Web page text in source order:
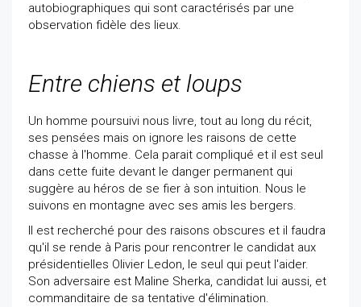
autobiographiques qui sont caractérisés par une
observation fidèle des lieux.
Entre chiens et loups
Un homme poursuivi nous livre, tout au long du récit,
ses pensées mais on ignore les raisons de cette
chasse à l'homme. Cela parait compliqué et il est seul
dans cette fuite devant le danger permanent qui
suggère au héros de se fier à son intuition. Nous le
suivons en montagne avec ses amis les bergers.
Il est recherché pour des raisons obscures et il faudra
qu'il se rende à Paris pour rencontrer le candidat aux
présidentielles Olivier Ledon, le seul qui peut l'aider.
Son adversaire est Maline Sherka, candidat lui aussi, et
commanditaire de sa tentative d'élimination.